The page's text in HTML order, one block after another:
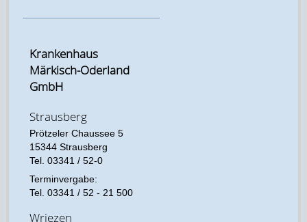
Krankenhaus
Märkisch-Oderland
GmbH
Strausberg
Prötzeler Chaussee 5
15344 Strausberg
Tel. 03341 / 52-0
Terminvergabe:
Tel. 03341 / 52 - 21 500
Wriezen